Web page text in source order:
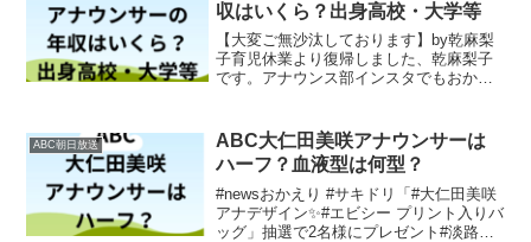
収はいくら？出身高校・大学等
【大変ご無沙汰しております】by乾麻梨
子育児休業より復帰しました、乾麻梨子
です。アナウンス部インスタでもおかえ
続きは テレビ #朝日放送テレビ #アナ回
覧板 ...
ABC朝日放送
ABC大仁田美咲アナウンサーは
ハーフ？血液型は何型？
#newsおかえり #サキドリ「#大仁田美咲
アナデザイン✨#エビシー プリント入りバ
ッグ」抽選で2名様にプレゼント#淡路